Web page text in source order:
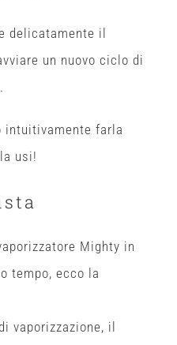
delicatamente il
un nuovo ciclo di
intuitivamente farla
usi!
Mighty in
tempo, ecco la
vaporizzazione, il